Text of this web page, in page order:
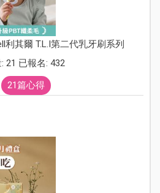
利其爾 T.L.I第二代乳牙刷系列
21 已報名: 432
21篇心得